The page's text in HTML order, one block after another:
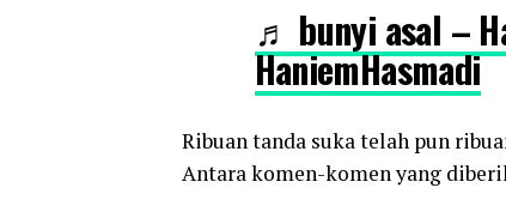
♬ bunyi asal –
HaniemHasmadi
Ribuan tanda suka telah pun
Antara komen-komen yang